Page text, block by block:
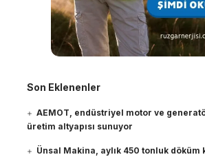
Son Eklenenler
AEMOT, endüstriyel motor ve
üretim altyapısı sunuyor
Ünsal Makina, aylık 450 tonluk döküm